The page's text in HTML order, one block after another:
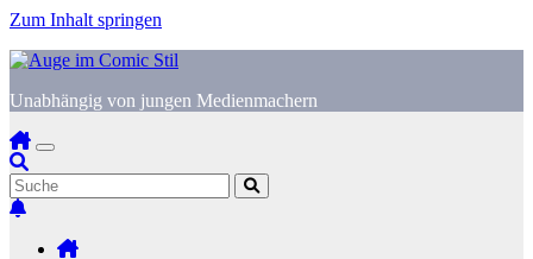
Zum Inhalt springen
Unabhängig von jungen Medienmachern